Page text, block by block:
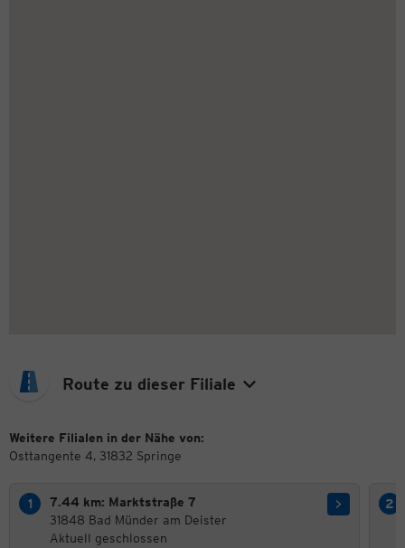
Route zu dieser Filiale
Weitere Filialen in der Nähe von:
Osttangente 4, 31832 Springe
7.44 km: Marktstraße 7
31848 Bad Münder am Deister
Aktuell geschlossen